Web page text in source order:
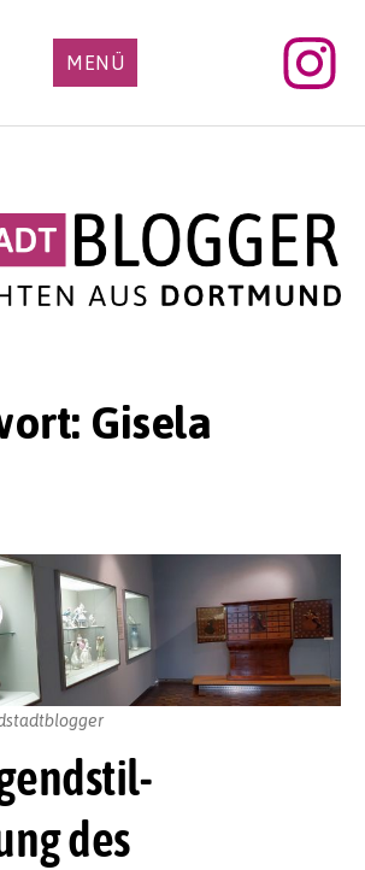
MENÜ
Gisela
des